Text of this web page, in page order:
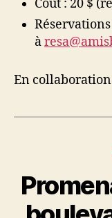
Coût : 20 $
à
En collaboration